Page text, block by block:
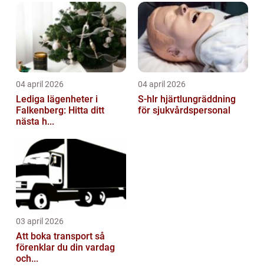
04 april 2026
Lediga lägenheter i
Falkenberg: Hitta ditt
nästa h...
04 april 2026
S-hlr hjärtlungräddning
för sjukvårdspersonal
03 april 2026
Att boka transport så
förenklar du din vardag
och...